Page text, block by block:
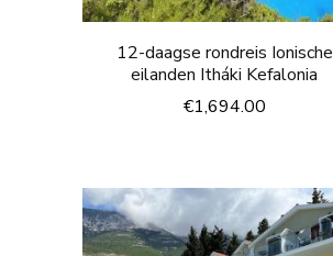
12-daagse rondreis Ionische
eilanden Itháki Kefalonia
€1,694.00